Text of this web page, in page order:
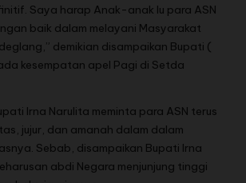
Saya harap Anak-anak lu para ASN
baik dalam melayani Masyarakat
demikian disampaikan Bupati (
kesempatan apel Pagi di Setda
Irna Narulita meminta para ASN terus
jujur, dan amanah dalam dalam
Sebab, disampaikan Bupati Irna
abdi Negara menjunjung tinggi